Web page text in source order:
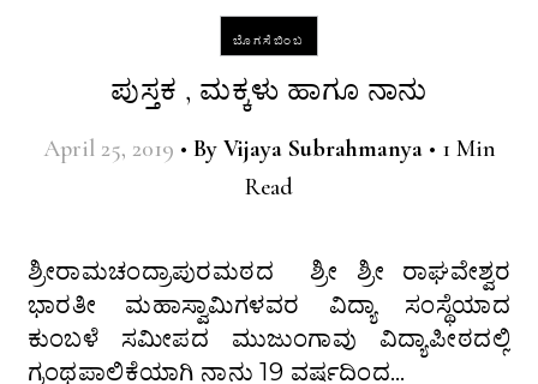
ಬೊಗಸೆಬಿಂಬ
ಪುಸ್ತಕ , ಮಕ್ಕಳು ಹಾಗೂ ನಾನು
April 25, 2019 • By Vijaya Subrahmanya • 1 Min
Read
ಶ್ರೀರಾಮಚಂದ್ರಾಪುರಮಠದ ಶ್ರೀ ಶ್ರೀ ರಾಘವೇಶ್ವರ
ಭಾರತೀ ಮಹಾಸ್ವಾಮಿಗಳವರ ವಿದ್ಯಾ ಸಂಸ್ಥೆಯಾದ
ಕುಂಬಳೆ ಸಮೀಪದ ಮುಜುಂಗಾವು ವಿದ್ಯಾಪೀಠದಲ್ಲಿ
ಗ್ರಂಥಪಾಲಿಕೆಯಾಗಿ ನಾನು 19 ವರ್ಷದಿಂದ…